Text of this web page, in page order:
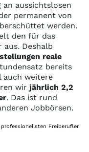
aussichtslosen
permanent von
werden.
den für das
aus. Deshalb
reale
bereits
auch weitere
wir jährlich 2,2
. Das ist rund
Jobbörsen.
Freiberufler